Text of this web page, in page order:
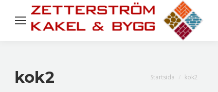
kok2 Du är här:
Startsida kok2